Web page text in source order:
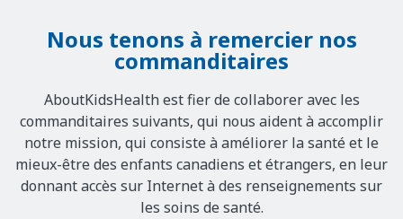
Nous tenons à remercier nos
commanditaires
AboutKidsHealth est fier de collaborer avec les
commanditaires suivants, qui nous aident à accomplir
notre mission, qui consiste à améliorer la santé et le
mieux-être des enfants canadiens et étrangers, en leur
donnant accès sur Internet à des renseignements sur
les soins de santé.